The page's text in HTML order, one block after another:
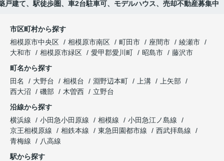
戸建て、駅徒歩圏、車2台駐車可、モデルハウス、売却不動産募集中
市区町村から探す
相模原市中央区
相模原市南区 町田市 座間市
綾瀬市
大和市
相模原市緑区 愛甲郡愛川町 昭島市
藤沢市
町名から探す
田名
大野台 相模台 淵野辺本町 上溝
上矢部
西大沼
磯部 木曽西
立野台
沿線から探す
横浜線
小田急小田原線 相模線
小田急江ノ島線
京王相模原線
相鉄本線 東急田園都市線
西武拝島線
青梅線
八高線
駅から探す